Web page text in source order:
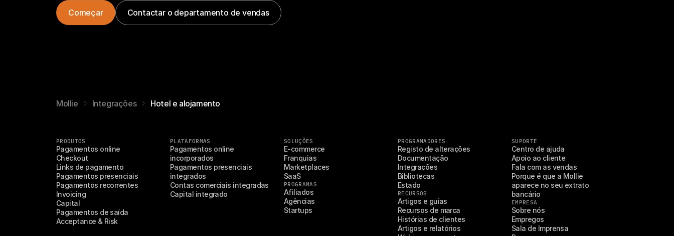
Começar Contactar o departamento de vendas
Mollie Integrações Hotel e alojamento
PRODUTOS
Pagamentos online
Checkout
Links de pagamento
Pagamentos presenciais
Pagamentos recorrentes
Invoicing
Capital
Pagamentos de saída
Acceptance & Risk
PLATAFORMAS
Pagamentos online
incorporados
Pagamentos presenciais
integrados
Contas comerciais integradas
Capital integrado
SOLUÇÕES
E-commerce
Franquias
Marketplaces
SaaS
PROGRAMAS
Afiliados
Agências
Startups
PROGRAMADORES
Registo de alterações
Documentação
Integrações
Bibliotecas
Estado
RECURSOS
Artigos e guias
Recursos de marca
Histórias de clientes
Artigos e relatórios
SUPORTE
Centro de ajuda
Apoio ao cliente
Fala com as vendas
Porque é que a Mollie
aparece no seu extrato
bancário
EMPRESA
Sobre nós
Empregos
Sala de Imprensa